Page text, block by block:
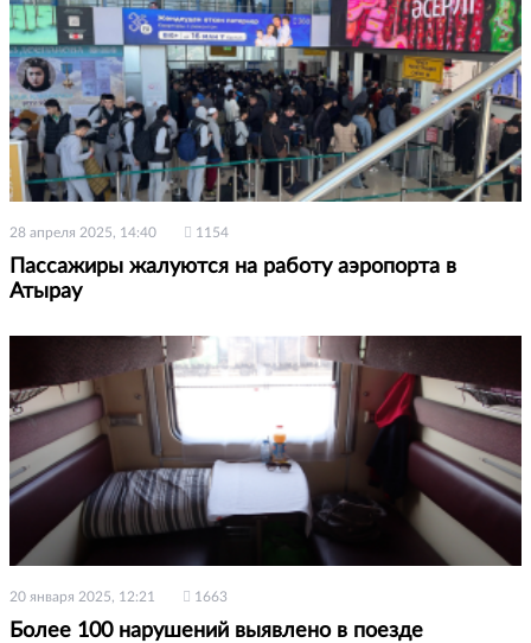
28 апреля 2025, 14:40 1154
Пассажиры жалуются на работу аэропорта в
Атырау
20 января 2025, 12:21 1663
Более 100 нарушений выявлено в поезде